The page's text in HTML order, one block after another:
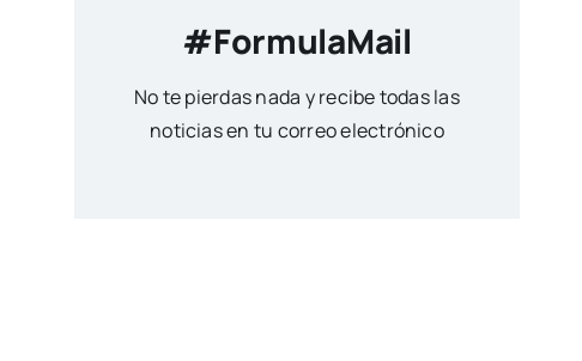
#FormulaMail
No te pierdas nada y recibe todas las
noticias en tu correo electrónico